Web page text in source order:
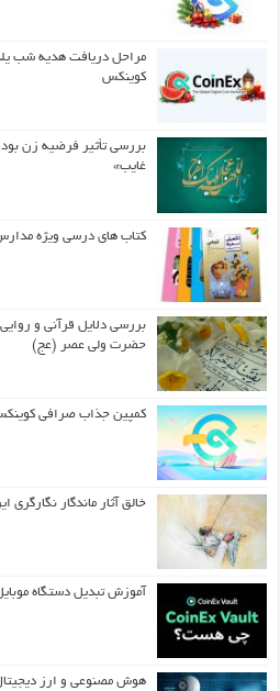
مراحل دریافت هدیه شب
کوینکس
بررسی تأثیر فرضیه زن
غایب»
کتاب های درسی ویژه
بررسی دلایل قرآنی و
حضرت ولی عصر (عج)
کمپین جذاب صرافی
خالق آثار ماندگار
آموزش تبدیل دستگاه
هوش مصنوعی و ارز